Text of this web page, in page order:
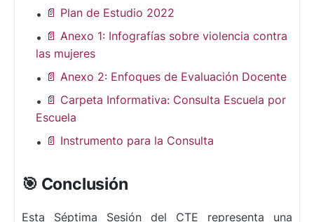
📄 Plan de Estudio 2022
📄 Anexo 1: Infografías sobre violencia contra
las mujeres
📄 Anexo 2: Enfoques de Evaluación Docente
📄 Carpeta Informativa: Consulta Escuela por
Escuela
📄 Instrumento para la Consulta
🎯 Conclusión
Esta Séptima Sesión del CTE representa una